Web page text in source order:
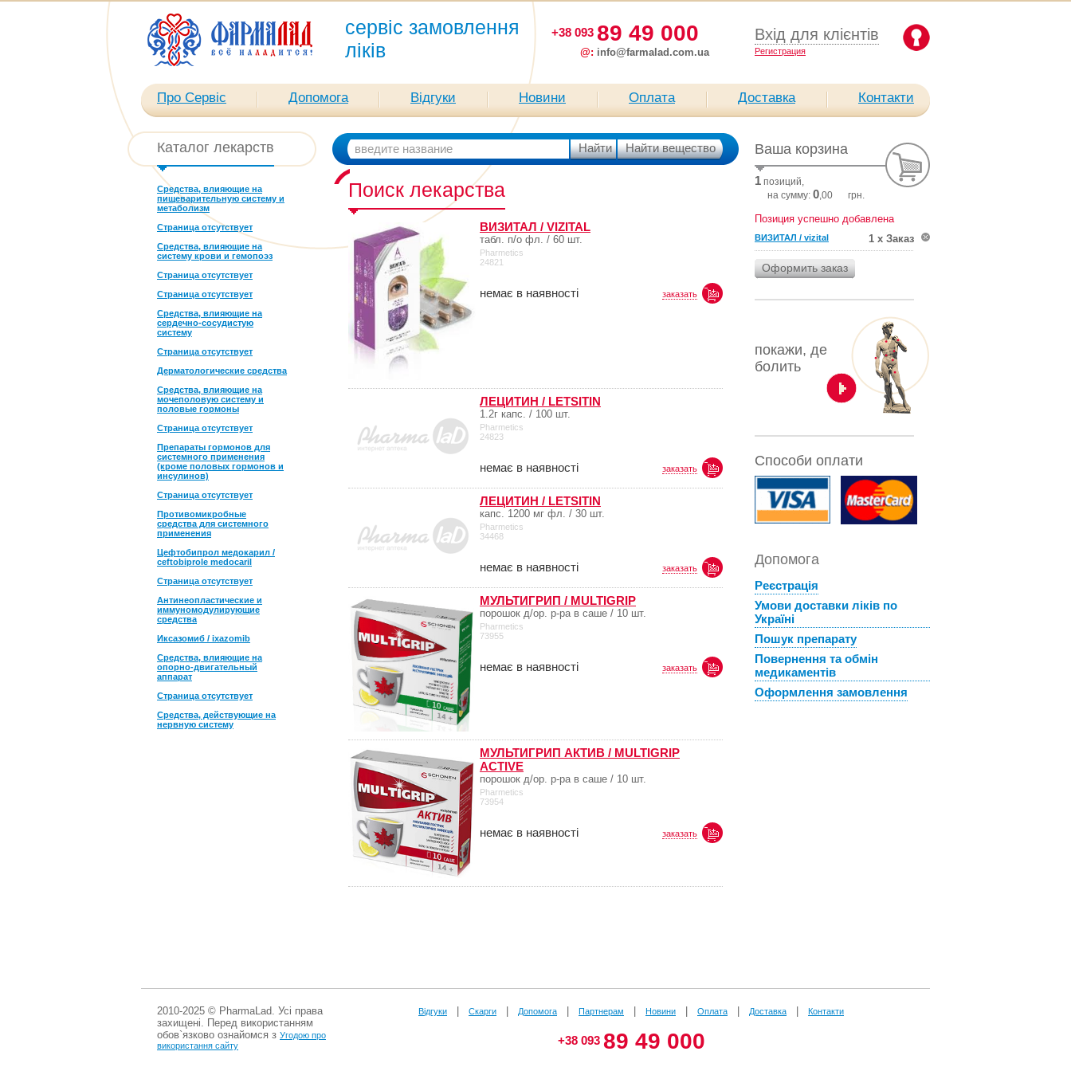
сервіс замовлення
ліків
+38 093 89 49 000
@: info@farmalad.com.ua
Вхід для клієнтів
Pегистрация
Про Сервіс Допомога Відгуки Новини Оплата Доставка Контакти
Каталог лекарств
Средства, влияющие на
пищеварительную систему и
метаболизм
Страница отсутствует
Средства, влияющие на
систему крови и гемопоэз
Страница отсутствует
Страница отсутствует
Средства, влияющие на
сердечно-сосудистую
систему
Страница отсутствует
Дерматологические средства
Средства, влияющие на
мочеполовую систему и
половые гормоны
Страница отсутствует
Препараты гормонов для
системного применения
(кроме половых гормонов и
инсулинов)
Страница отсутствует
Противомикробные
средства для системного
применения
Цефтобипрол медокарил /
ceftobiprole medocaril
Страница отсутствует
Антинеопластические и
иммуномодулирующие
средства
Иксазомиб / ixazomib
Средства, влияющие на
опорно-двигательный
аппарат
Страница отсутствует
Средства, действующие на
нервную систему
Поиск лекарства
ВИЗИТАЛ / VIZITAL
табл. п/о фл. / 60 шт.
Pharmetics
24821
немає в наявності заказать
ЛЕЦИТИН / LETSITIN
1.2г капс. / 100 шт.
Pharmetics
24823
немає в наявності заказать
ЛЕЦИТИН / LETSITIN
капс. 1200 мг фл. / 30 шт.
Pharmetics
34468
немає в наявності заказать
МУЛЬТИГРИП / MULTIGRIP
порошок д/ор. р-ра в саше / 10 шт.
Pharmetics
73955
немає в наявності заказать
МУЛЬТИГРИП АКТИВ / MULTIGRIP
ACTIVE
порошок д/ор. р-ра в саше / 10 шт.
Pharmetics
73954
немає в наявності заказать
Ваша корзина
1 позиций,
на сумму: 0,00 грн.
Позиция успешно добавлена
ВИЗИТАЛ / vizital 1 х Заказ
покажи, де
болить
Способи оплати
Допомога
Реєстрація
Умови доставки ліків по
Україні
Пошук препарату
Повернення та обмін
медикаментів
Оформлення замовлення
2010-2025 © PharmaLad. Усі права
захищені. Перед використанням
обов`язково ознайомся з Угодою про
використання сайту
Відгуки Скарги Допомога Партнерам Новини Оплата Доставка Контакти
+38 093 89 49 000